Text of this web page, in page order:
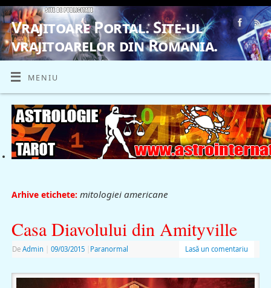
Vrajitoare Portal. Site-ul
vrajitoarelor din Romania.
VRAJITOARE, VRAJITOARELE, VRAJITOARE
MENIU
Arhive etichete: mitologiei americane
Casa Diavolului din Amityville
De Admin 09/03/2015 Paranormal Lasă un comentariu